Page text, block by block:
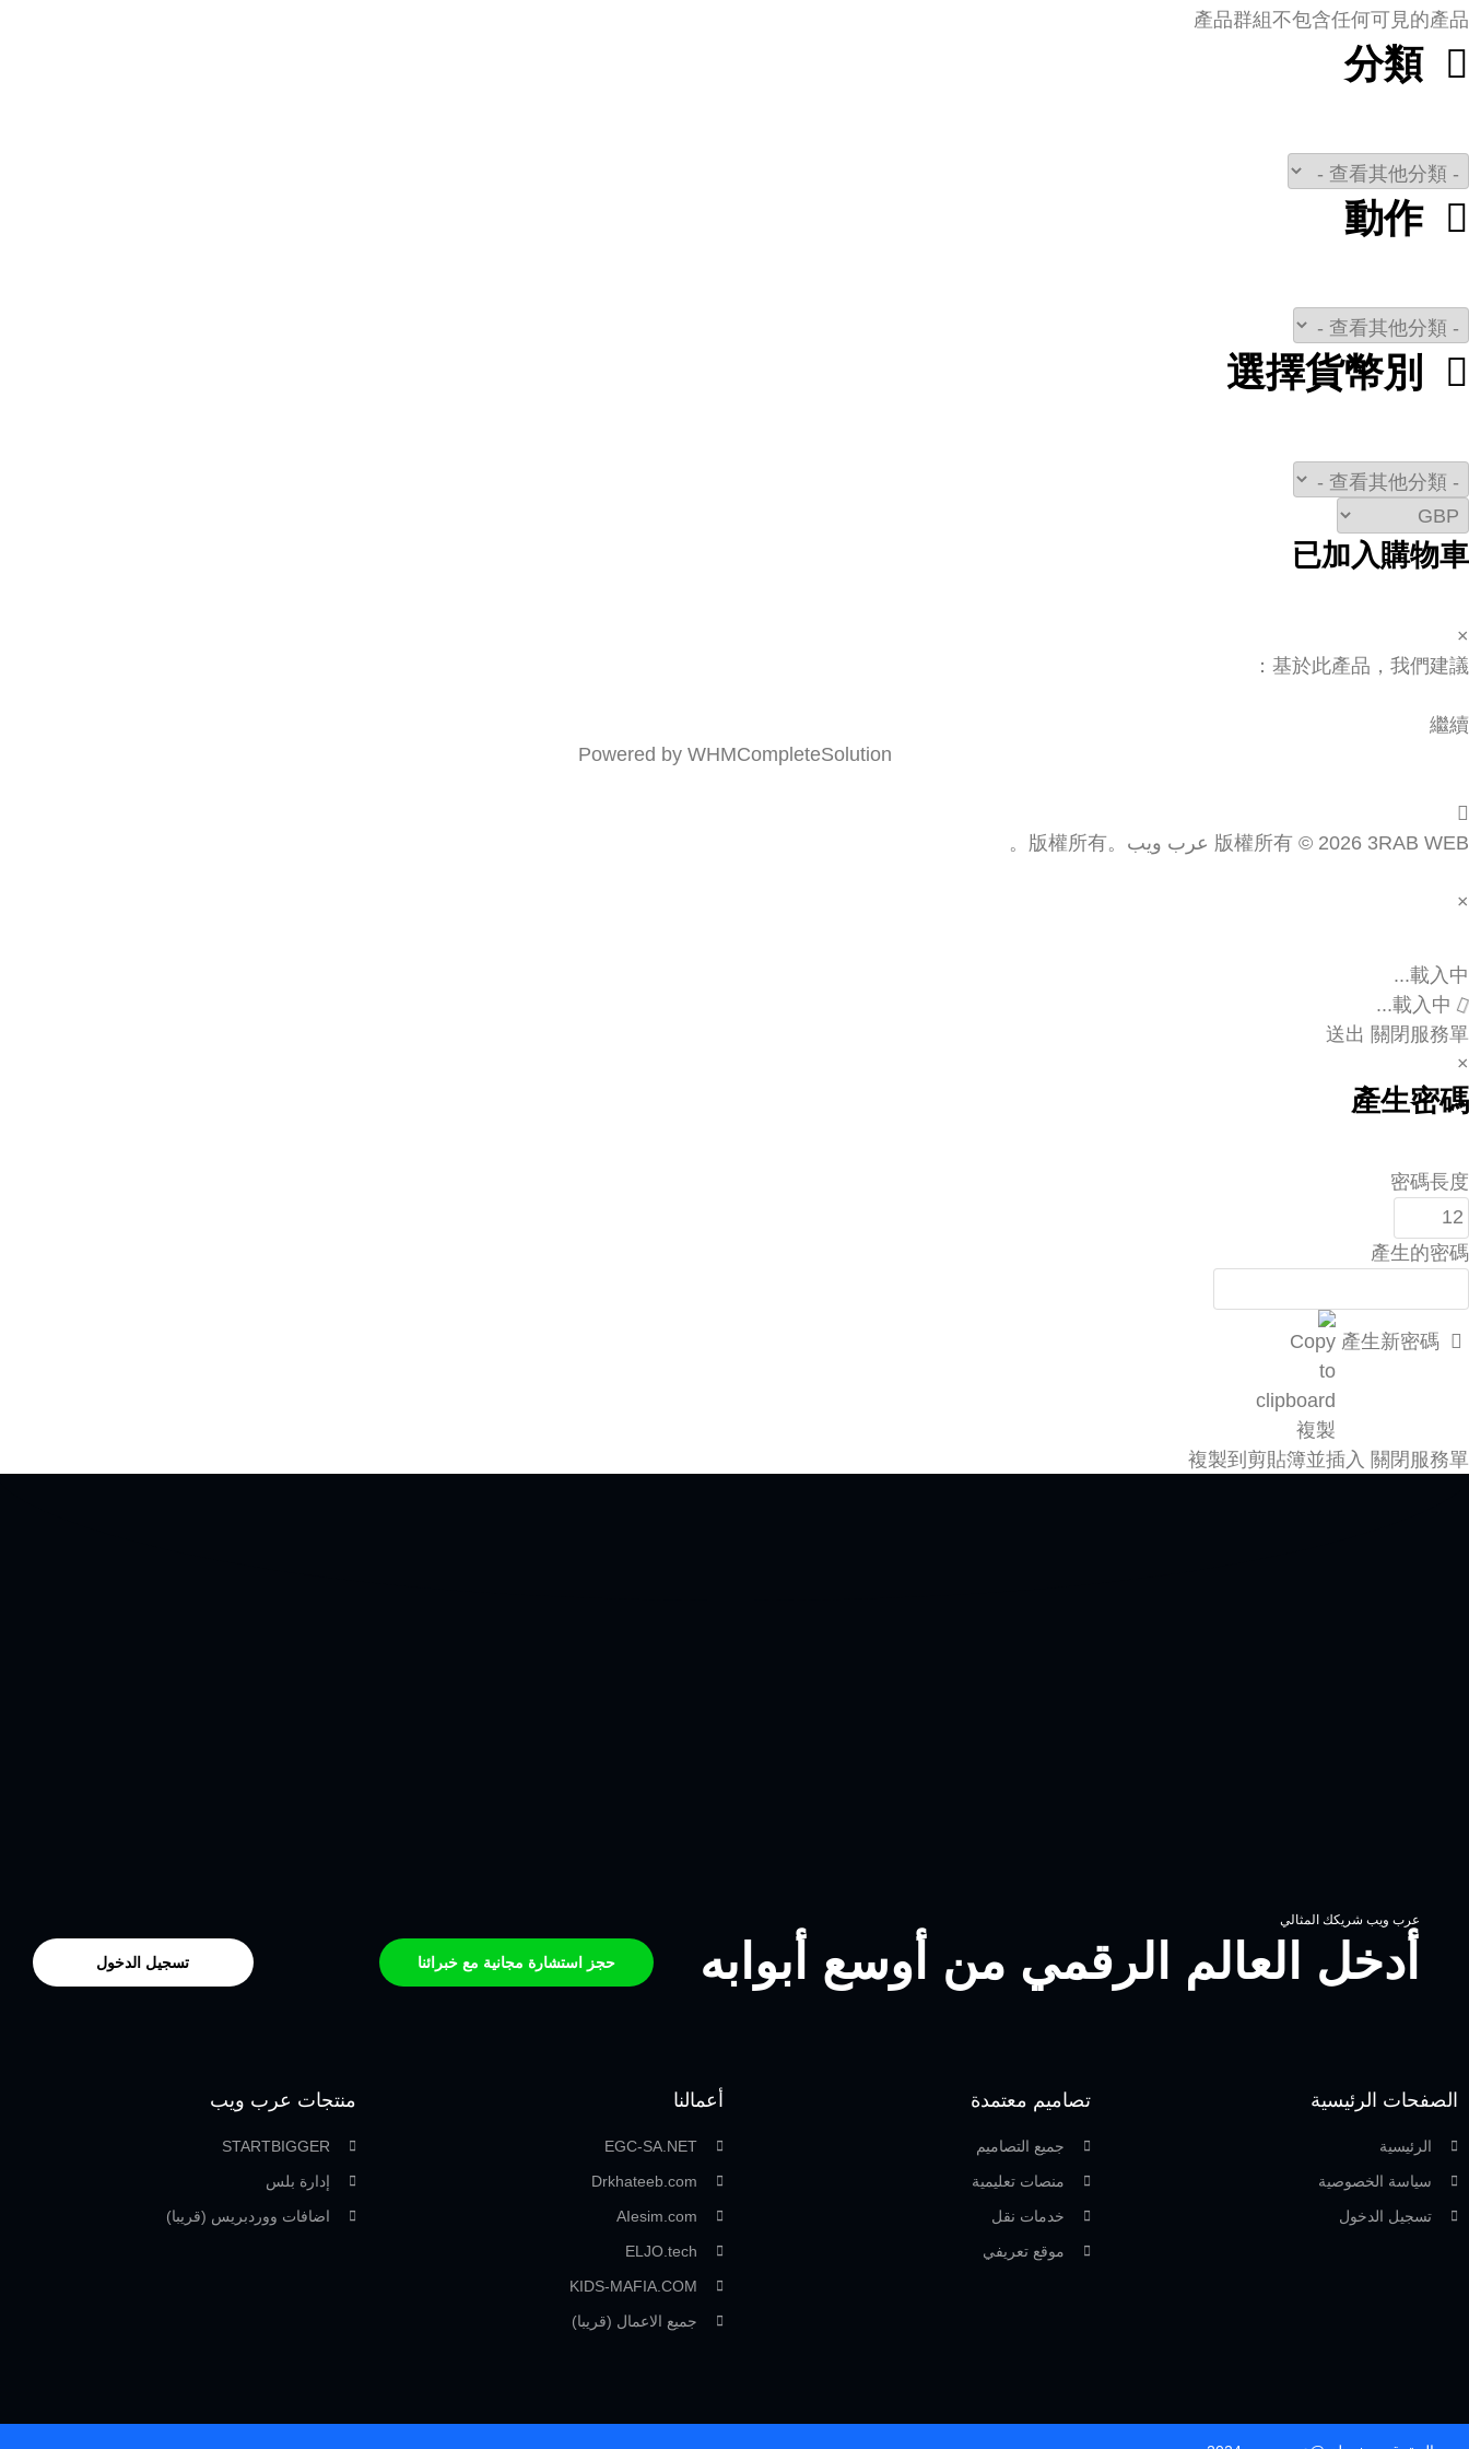
產品群組不包含任何可見的產品
分類
動作
已加入購物車
×
基於此產品，我們建議：
繼續
Powered by WHMCompleteSolution
版權所有 © 2026 3RAB WEB عرب ويب。版權所有。
×
服
務
單
載入中...
關閉服務單
送出
×
產生密碼
密碼長度
產生的密碼
複製
關閉服務單
複製到剪貼簿並插入
عرب ويب شريكك المثالي
أدخل العالم الرقمي من أوسع أبوابه حجز استشارة مجانية مع خبرائنا تسجيل الدخول
الصفحات الرئيسية
الرئيسية
سياسة الخصوصية
تسجيل الدخول
تصاميم معتمدة
جميع التصاميم
منصات تعليمية
خدمات نقل
موقع تعريفي
أعمالنا
EGC-SA.NET
Drkhateeb.com
AIesim.com
ELJO.tech
KIDS-MAFIA.COM
جميع الاعمال (قريبا)
منتجات عرب ويب
STARTBIGGER
إدارة بلس
اضافات ووردبريس (قريبا)